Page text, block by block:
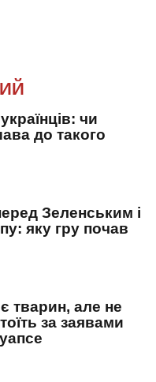
чи
до такого
Зеленським і
яку гру почав
тварин, але не
за заявами